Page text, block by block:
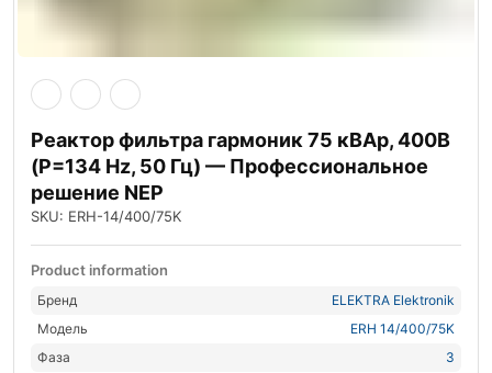
Реактор фильтра гармоник 75 кВАр, 400В
(P=134 Hz, 50 Гц) — Профессиональное
решение NEP
SKU: ERH-14/400/75K
Product information
Бренд
ELEKTRA Elektronik
Модель
ERH 14/400/75K
Фаза
3